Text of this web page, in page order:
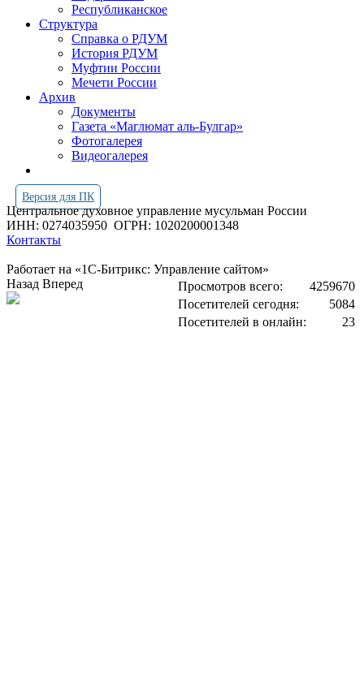
Республиканское
Структура
Справка о РДУМ
История РДУМ
Муфтии России
Мечети России
Архив
Документы
Газета «Маглюмат аль-Булгар»
Фотогалерея
Видеогалерея
Версия для ПК
Центральное духовное управление мусульман России
ИНН: 0274035950 ОГРН: 1020200001348
Контакты
Работает на «1С-Битрикс: Управление сайтом»
Просмотров всего:
4259670
Посетителей сегодня:
5084
Посетителей в онлайн:
23
Назад Вперед